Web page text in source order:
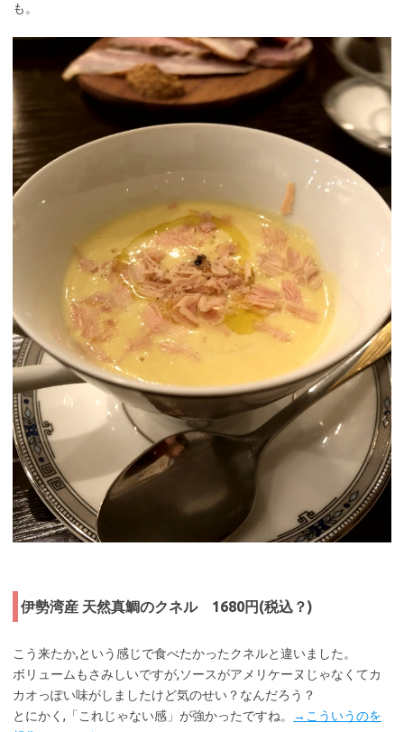
も。
伊勢湾産 天然真鯛のクネル 1680円(税込？)
こう来たか,という感じで食べたかったクネルと違いました。
ボリュームもさみしいですが,ソースがアメリケーヌじゃなくてカ
カオっぽい味がしましたけど気のせい？なんだろう？
とにかく,「これじゃない感」が強かったですね。
→こういうのを